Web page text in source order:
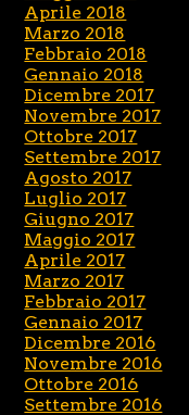
Aprile 2018
Marzo 2018
Febbraio 2018
Gennaio 2018
Dicembre 2017
Novembre 2017
Ottobre 2017
Settembre 2017
Agosto 2017
Luglio 2017
Giugno 2017
Maggio 2017
Aprile 2017
Marzo 2017
Febbraio 2017
Gennaio 2017
Dicembre 2016
Novembre 2016
Ottobre 2016
Settembre 2016